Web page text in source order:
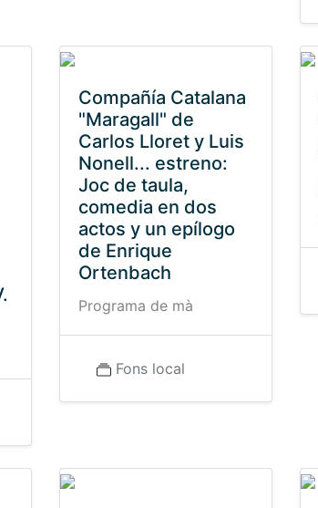
Compañía Catalana
"Maragall" de
Carlos Lloret y Luis
Nonell... estreno:
Joc de taula,
comedia en dos
actos y un epílogo
de Enrique
Ortenbach
Programa de mà
Fons local